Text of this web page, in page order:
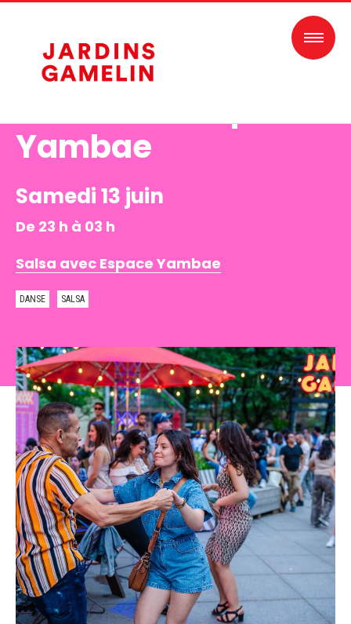
Yambae
Samedi 13 juin
De 23 h à 03 h
Salsa avec Espace Yambae
DANSE SALSA